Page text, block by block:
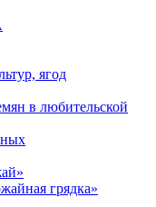
ягод
в любительской
грядка»